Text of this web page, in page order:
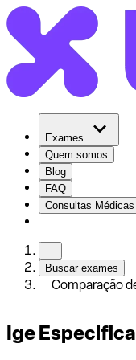
Exames
Quem somos
Blog
FAQ
Consultas Médicas
Buscar exames
Comparação
Ige